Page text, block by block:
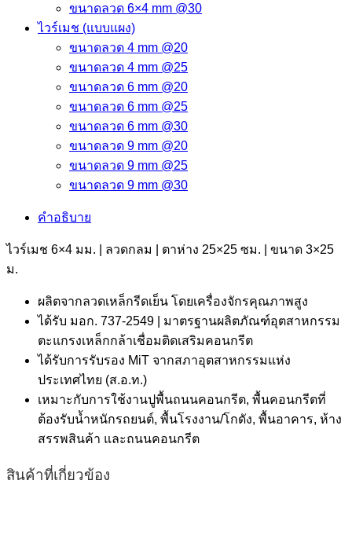
ขนาดลวด 6×4 mm @30
ไวร์เมช (แบบแผง)
ขนาดลวด 4 mm @20
ขนาดลวด 4 mm @25
ขนาดลวด 6 mm @20
ขนาดลวด 6 mm @25
ขนาดลวด 6 mm @30
ขนาดลวด 9 mm @20
ขนาดลวด 9 mm @25
ขนาดลวด 9 mm @30
คำอธิบาย
ไวร์เมช 6×4 มม. | ลวดกลม | ตาห่าง 25×25 ซม. | ขนาด 3×25
ม.
ผลิตจากลวดเหล็กรีดเย็น โดยเครื่องจักรคุณภาพสูง
ได้รับ มอก. 737-2549 | มาตรฐานผลิตภัณฑ์อุตสาหกรรม
ตะแกรงเหล็กกล้าเชื่อมติดเสริมคอนกรีต
ได้รับการรับรอง MiT จากสภาอุตสาหกรรมแห่ง
ประเทศไทย (ส.อ.ท.)
เหมาะกับการใช้งานปูพื้นถนนคอนกรีต, พื้นคอนกรีตที่
ต้องรับน้ำหนักรถยนต์, พื้นโรงงาน/โกดัง, พื้นอาคาร, ห้าง
สรรพสินค้า และถนนคอนกรีต
สินค้าที่เกี่ยวข้อง